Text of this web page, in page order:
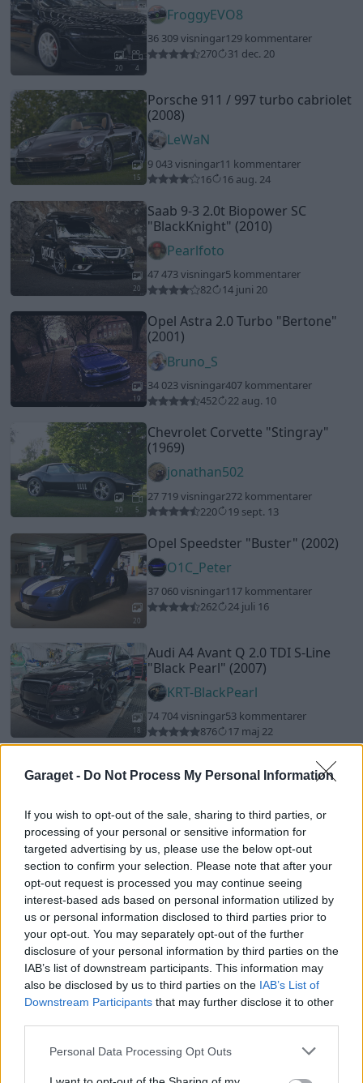
Garaget - Do Not Process My Personal Information
If you wish to opt-out of the sale, sharing to third parties, or
processing of your personal or sensitive information for
targeted advertising by us, please use the below opt-out
section to confirm your selection. Please note that after your
opt-out request is processed you may continue seeing
interest-based ads based on personal information utilized by
us or personal information disclosed to third parties prior to
your opt-out. You may separately opt-out of the further
disclosure of your personal information by third parties on the
IAB’s list of downstream participants. This information may
also be disclosed by us to third parties on the IAB’s List of
Downstream Participants that may further disclose it to other
Personal Data Processing Opt Outs
20 4
FroggyEVO8
36 309 visningar129 kommentarer
270
31 dec. 20
15
Porsche 911 / 997 turbo cabriolet
(2008)
LeWaN
9 043 visningar11 kommentarer
16
16 aug. 24
20
Saab 9-3 2.0t Biopower SC
"BlackKnight" (2010)
Pearlfoto
47 473 visningar5 kommentarer
82
14 juni 20
19
Opel Astra 2.0 Turbo "Bertone"
(2001)
Bruno_S
34 023 visningar407 kommentarer
452
22 aug. 10
20 5
Chevrolet Corvette "Stingray"
(1969)
jonathan502
27 719 visningar272 kommentarer
220
19 sept. 13
20
Opel Speedster "Buster" (2002)
O1C_Peter
37 060 visningar117 kommentarer
262
24 juli 16
18
Audi A4 Avant Q 2.0 TDI S-Line
"Black Pearl" (2007)
KRT-BlackPearl
74 704 visningar53 kommentarer
876
17 maj 22
"Laura"
(1971)
57 277 visningar204 kommentarer
20 sept. 19
Senaste foruminläggen
Ni som kör HEV eller PHEV ? är ni nöjda? 1 svar
Senaste inlägget avJesper328 för 5 timmar sedaniEl- och
Jag tror att folk köper bil av helt fel